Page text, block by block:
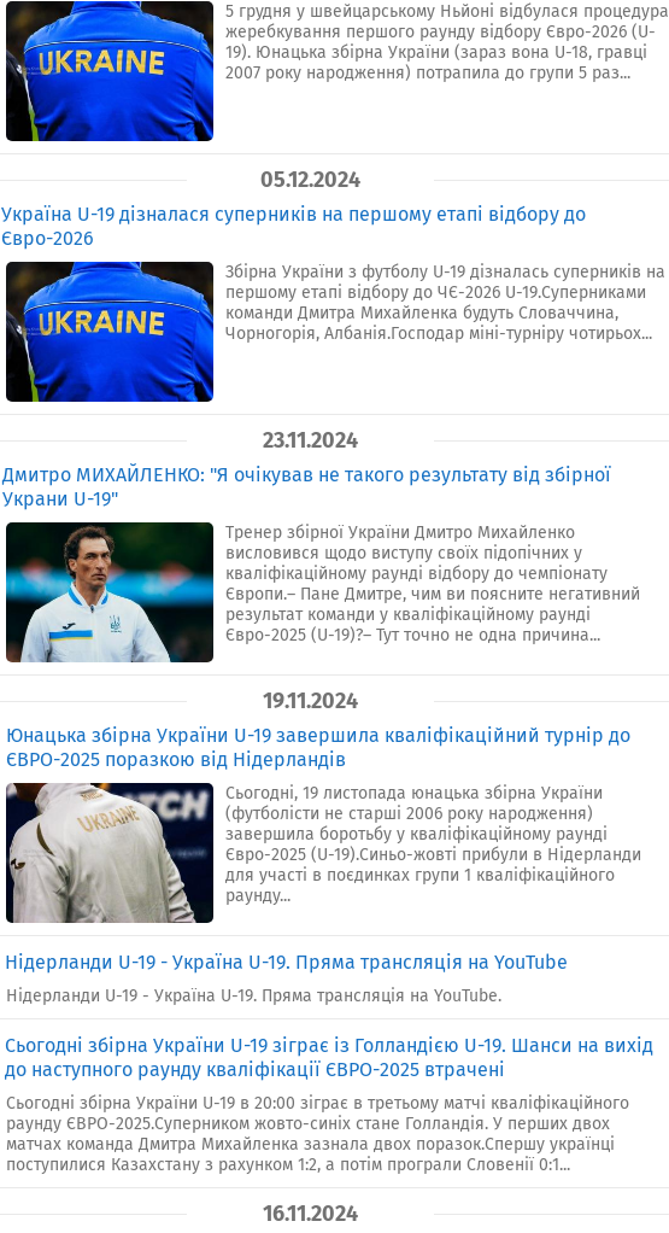
5 грудня у швейцарському Ньйоні відбулася процедура
жеребкування першого раунду відбору Євро-2026 (U-
19). Юнацька збірна України (зараз вона U-18, гравці
2007 року народження) потрапила до групи 5 раз...
05.12.2024
Україна U-19 дізналася суперників на першому етапі відбору до
Євро-2026
Збірна України з футболу U-19 дізналась суперників на
першому етапі відбору до ЧЄ-2026 U-19.Суперниками
команди Дмитра Михайленка будуть Словаччина,
Чорногорія, Албанія.Господар міні-турніру чотирьох...
23.11.2024
Дмитро МИХАЙЛЕНКО: "Я очікував не такого результату від збірної
Украни U-19"
Тренер збірної України Дмитро Михайленко
висловився щодо виступу своїх підопічних у
кваліфікаційному раунді відбору до чемпіонату
Європи.– Пане Дмитре, чим ви поясните негативний
результат команди у кваліфікаційному раунді
Євро-2025 (U-19)?– Тут точно не одна причина...
19.11.2024
Юнацька збірна України U-19 завершила кваліфікаційний турнір до
ЄВРО-2025 поразкою від Нідерландів
Сьогодні, 19 листопада юнацька збірна України
(футболісти не старші 2006 року народження)
завершила боротьбу у кваліфікаційному раунді
Євро-2025 (U-19).Синьо-жовті прибули в Нідерланди
для участі в поєдинках групи 1 кваліфікаційного
раунду...
Нідерланди U-19 - Україна U-19. Пряма трансляція на YouTube
Нідерланди U-19 - Україна U-19. Пряма трансляція на YouTube.
Сьогодні збірна України U-19 зіграє із Голландією U-19. Шанси на вихід
до наступного раунду кваліфікації ЄВРО-2025 втрачені
Сьогодні збірна України U-19 в 20:00 зіграє в третьому матчі кваліфікаційного
раунду ЄВРО-2025.Суперником жовто-синіх стане Голландія. У перших двох
матчах команда Дмитра Михайленка зазнала двох поразок.Спершу українці
поступилися Казахстану з рахунком 1:2, а потім програли Словенії 0:1...
16.11.2024